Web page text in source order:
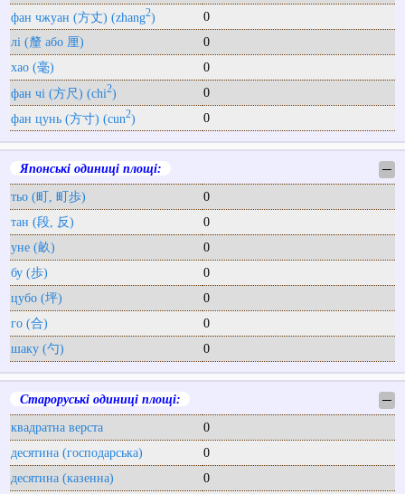
фан чжуан (方丈) (zhang2)
0
лі (釐 або 厘)
0
хао (毫)
0
фан чі (方尺) (chi2)
0
фан цунь (方寸) (cun2) 0
Японські одиниці площі:
─
тьо (町, 町歩)
0
тан (段, 反)
0
уне (畝)
0
бу (歩)
0
цубо (坪)
0
го (合)
0
шаку (勺)
0
Староруські одиниці площі:
─
квадратна верста
0
десятина (господарська)
0
десятина (казенна)
0